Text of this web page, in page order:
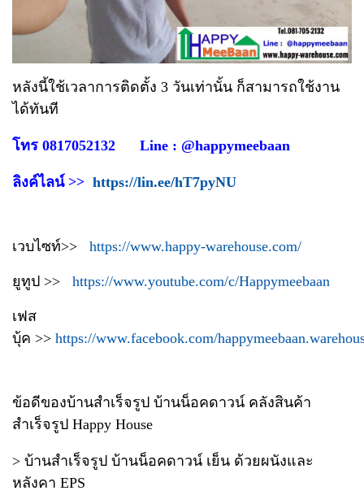
หลังนี้ใช้เวลาการติดตั้ง 3 วันเท่านั้น ก็สามารถใช้งาน
ได้ทันที
โทร 0817052132 Line : @happymeebaan
ลิงค์ไลน์ >> https://lin.ee/hT7pyNU
เวบไซท์>> https://www.happy-warehouse.com/
ยูทูป >> https://www.youtube.com/c/Happymeebaan
เฟส
บุ้ค >> https://www.facebook.com/
ข้อดีของบ้านสำเร็จรูป บ้านน็อคดาวน์ คลังสินค้า
สำเร็จรูป Happy House
> บ้านสำเร็จรูป บ้านน็อคดาวน์ เย็น ด้วยผนังและ
หลังคา EPS